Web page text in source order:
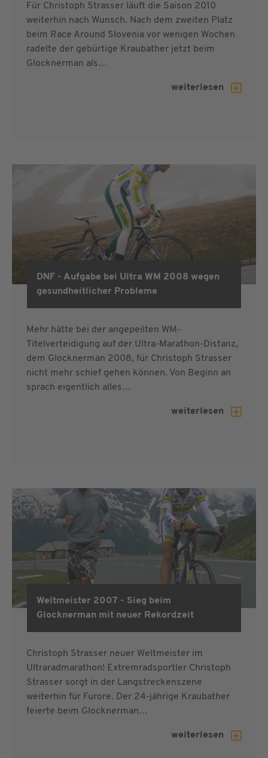
Für Christoph Strasser läuft die Saison 2010
weiterhin nach Wunsch. Nach dem zweiten Platz
beim Race Around Slovenia vor wenigen Wochen
radelte der gebürtige Kraubather jetzt beim
Glocknerman als…
weiterlesen
Glocknerman
DNF - Aufgabe bei Ultra WM 2008 wegen
gesundheitlicher Probleme
Mehr hätte bei der angepeilten WM-
Titelverteidigung auf der Ultra-Marathon-Distanz,
dem Glocknerman 2008, für Christoph Strasser
nicht mehr schief gehen können. Von Beginn an
sprach eigentlich alles…
weiterlesen
Glocknerman
Weltmeister 2007 - Sieg beim
Glocknerman mit neuer Rekordzeit
Christoph Strasser neuer Weltmeister im
Ultraradmarathon! Extremradsportler Christoph
Strasser sorgt in der Langstreckenszene
weiterhin für Furore. Der 24-jährige Kraubather
feierte beim Glocknerman…
weiterlesen